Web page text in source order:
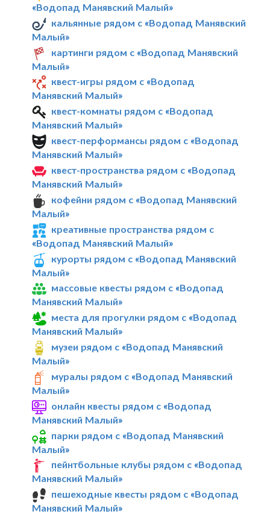
«Водопад Манявский Малый»
кальянные рядом с «Водопад Манявский
Малый»
картинги рядом с «Водопад Манявский
Малый»
квест-игры рядом с «Водопад
Манявский Малый»
квест-комнаты рядом с «Водопад
Манявский Малый»
квест-перформансы рядом с «Водопад
Манявский Малый»
квест-пространства рядом с «Водопад
Манявский Малый»
кофейни рядом с «Водопад Манявский
Малый»
креативные пространства рядом с
«Водопад Манявский Малый»
курорты рядом с «Водопад Манявский
Малый»
массовые квесты рядом с «Водопад
Манявский Малый»
места для прогулки рядом с «Водопад
Манявский Малый»
музеи рядом с «Водопад Манявский
Малый»
муралы рядом с «Водопад Манявский
Малый»
онлайн квесты рядом с «Водопад
Манявский Малый»
парки рядом с «Водопад Манявский
Малый»
пейнтбольные клубы рядом с «Водопад
Манявский Малый»
пешеходные квесты рядом с «Водопад
Манявский Малый»